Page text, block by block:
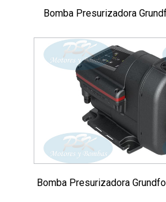
Bomba Presurizadora
Bomba Presurizadora